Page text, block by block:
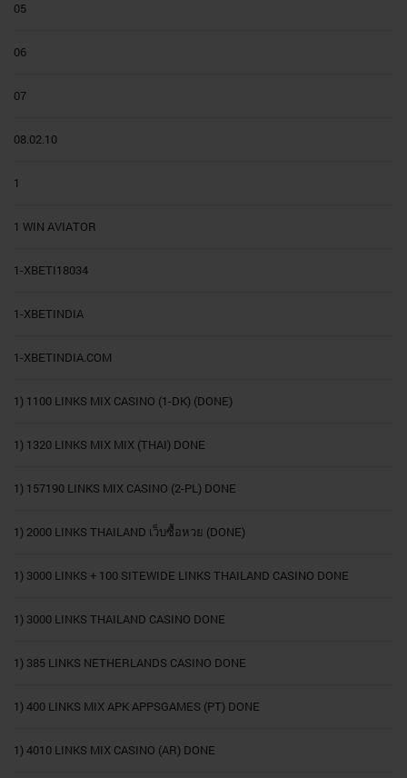
05
06
07
08.02.10
1
1 WIN AVIATOR
1-XBETI18034
1-XBETINDIA
1-XBETINDIA.COM
1) 1100 LINKS MIX CASINO (1-DK) (DONE)
1) 1320 LINKS MIX MIX (THAI) DONE
1) 157190 LINKS MIX CASINO (2-PL) DONE
1) 2000 LINKS THAILAND เว็บซื้อหวย (DONE)
1) 3000 LINKS + 100 SITEWIDE LINKS THAILAND CASINO DONE
1) 3000 LINKS THAILAND CASINO DONE
1) 385 LINKS NETHERLANDS CASINO DONE
1) 400 LINKS MIX APK APPSGAMES (PT) DONE
1) 4010 LINKS MIX CASINO (AR) DONE